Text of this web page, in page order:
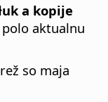
a kopije
aktualnu
so maja